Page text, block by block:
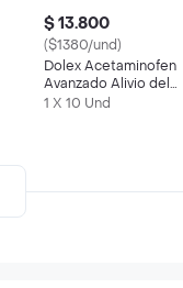
$ 13.800
($1380/und)
Dolex Acetaminofen
Avanzado Alivio del
Dolor y la Fiebre x 10
1 X 10 Und